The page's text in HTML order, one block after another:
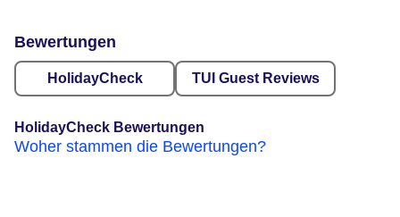
Bewertungen
HolidayCheck TUI Guest Reviews
HolidayCheck Bewertungen
Woher stammen die Bewertungen?